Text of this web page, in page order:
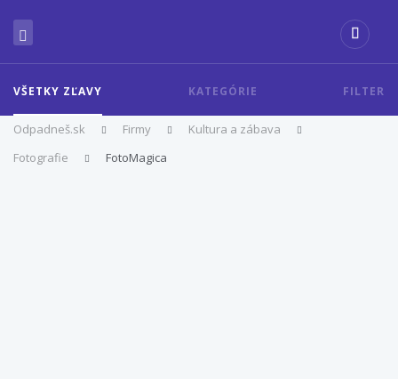
VŠETKY ZĽAVY KATEGÓRIE FILTER
Odpadneš.sk Firmy
Kultura a zábava
Fotografie
FotoMagica